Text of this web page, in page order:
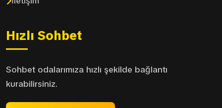
Hızlı Sohbet
Sohbet odalarımıza hızlı şekilde bağlantı
kurabilirsiniz.